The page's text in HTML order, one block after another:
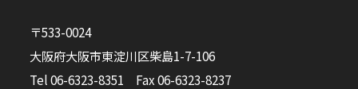
〒533-0024
大阪府大阪市東淀川区柴島1-7-106
Tel 06-6323-8351 Fax 06-6323-8237